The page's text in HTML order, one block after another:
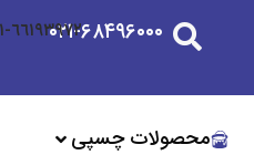
۰۲۱-۶۸۴۹۶۰۰۰٦٦١٩٣٩٧٢-٠٢١
محصولات چسپی